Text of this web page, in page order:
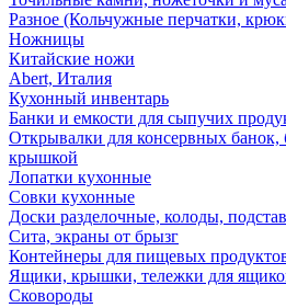
Разное (Кольчужные перчатки,
Ножницы
Китайские ножи
Abert, Италия
Кухонный инвентарь
Банки и емкости для сыпучих
Открывалки для консервных банок,
крышкой
Лопатки кухонные
Совки кухонные
Доски разделочные, колоды,
Сита, экраны от брызг
Контейнеры для пищевых
Ящики, крышки, тележки для
Сковороды